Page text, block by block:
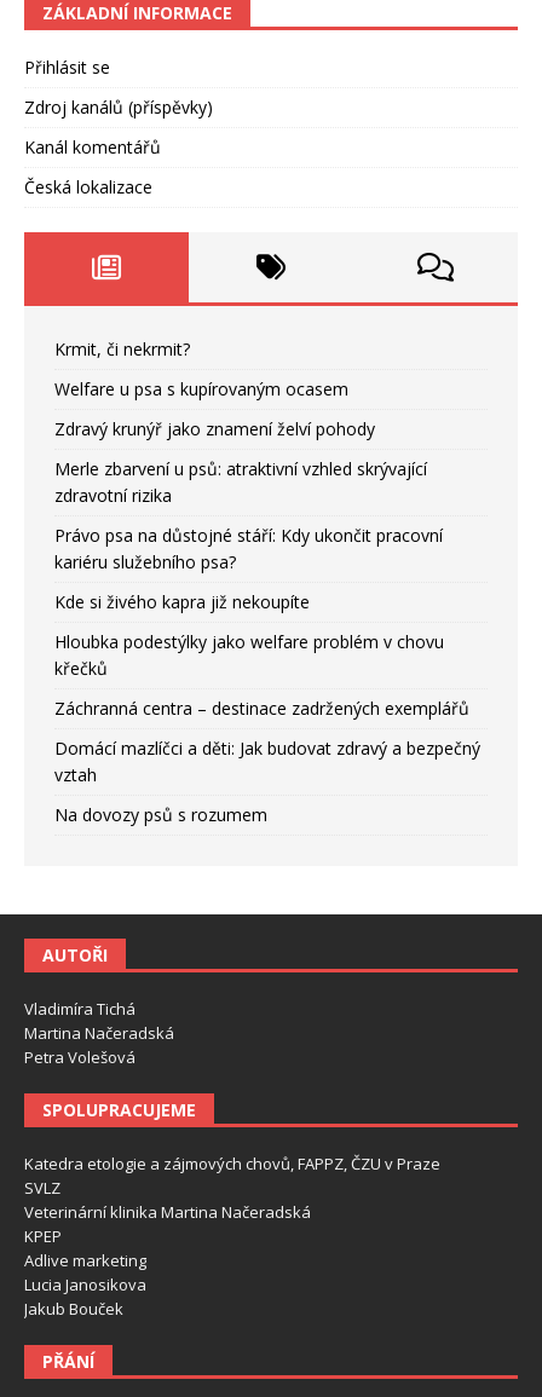
ZÁKLADNÍ INFORMACE
Přihlásit se
Zdroj kanálů (příspěvky)
Kanál komentářů
Česká lokalizace
Krmit, či nekrmit?
Welfare u psa s kupírovaným ocasem
Zdravý krunýř jako znamení želví pohody
Merle zbarvení u psů: atraktivní vzhled skrývající
zdravotní rizika
Právo psa na důstojné stáří: Kdy ukončit pracovní
kariéru služebního psa?
Kde si živého kapra již nekoupíte
Hloubka podestýlky jako welfare problém v chovu
křečků
Záchranná centra – destinace zadržených exemplářů
Domácí mazlíčci a děti: Jak budovat zdravý a bezpečný
vztah
Na dovozy psů s rozumem
AUTOŘI
Vladimíra Tichá
Martina Načeradská
Petra Volešová
SPOLUPRACUJEME
Katedra etologie a zájmových chovů, FAPPZ, ČZU v Praze
SVLZ
Veterinární klinika Martina Načeradská
KPEP
Adlive marketing
Lucia Janosikova
Jakub Bouček
PŘÁNÍ